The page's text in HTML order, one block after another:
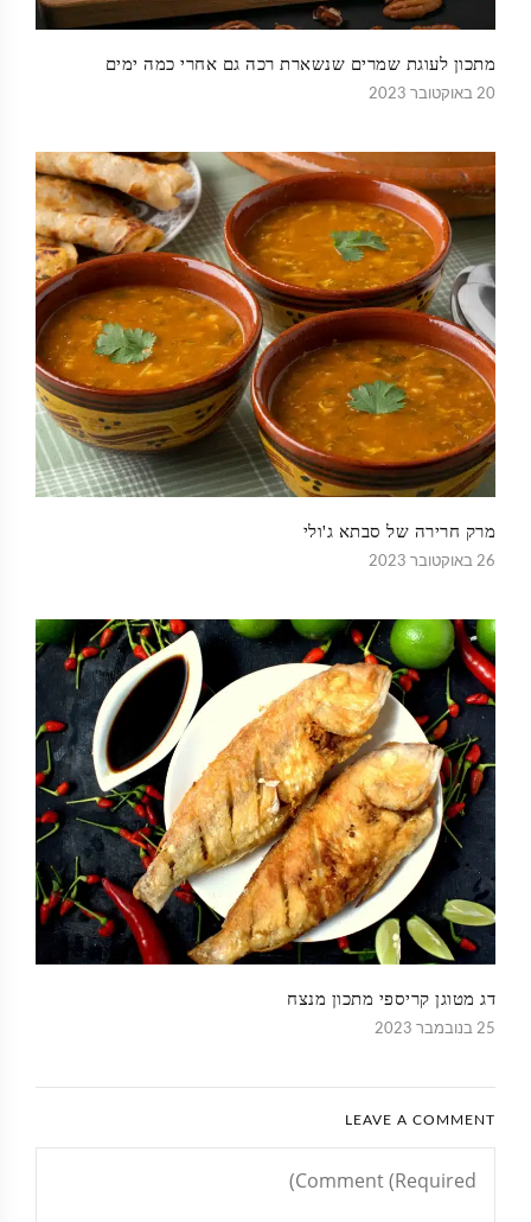
מתכון לעוגת שמרים שנשארת רכה גם אחרי כמה ימים
20 באוקטובר 2023
מרק חרירה של סבתא ג'ולי
26 באוקטובר 2023
דג מטוגן קריספי מתכון מנצח
25 בנובמבר 2023
LEAVE A COMMENT